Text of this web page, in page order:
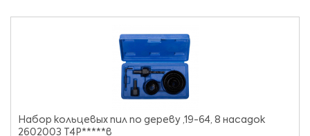
Набор кольцевых пил по дереву ,19-64, 8 насадок
2602003 Т4Р*****в